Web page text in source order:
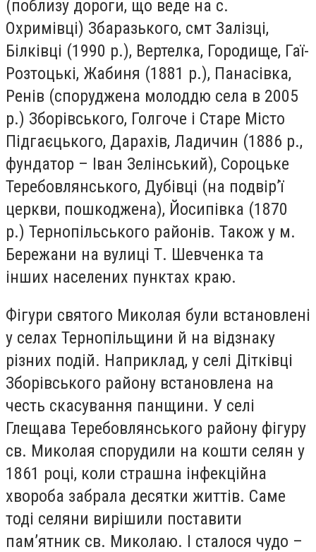
(поблизу дороги, що веде на с.
Охримівці) Збаразького, смт Залізці,
Білківці (1990 р.), Вертелка, Городище, Гаї-
Розтоцькі, Жабиня (1881 р.), Панасівка,
Ренів (споруджена молоддю села в 2005
р.) Зборівського, Голгоче і Старе Місто
Підгаєцького, Дарахів, Ладичин (1886 р.,
фундатор – Іван Зелінський), Сороцьке
Теребовлянського, Дубівці (на подвір’ї
церкви, пошкоджена), Йосипівка (1870
р.) Тернопільського районів. Також у м.
Бережани на вулиці Т. Шевченка та
інших населених пунктах краю.
Фігури святого Миколая були встановлені
у селах Тернопільщини й на відзнаку
різних подій. Наприклад, у селі Дітківці
Зборівського району встановлена на
честь скасування панщини. У селі
Глещава Теребовлянського району фігуру
св. Миколая спорудили на кошти селян у
1861 році, коли страшна інфекційна
хвороба забрала десятки життів. Саме
тоді селяни вирішили поставити
пам’ятник св. Миколаю. І сталося чудо –